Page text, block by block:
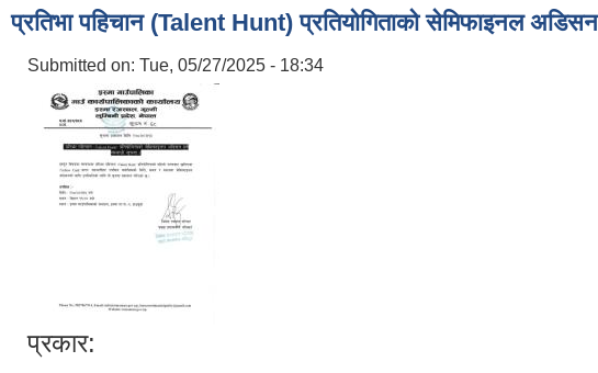
प्रतिभा पहिचान (Talent Hunt) प्रतियोगिताको सेमिफाइनल
Submitted on: Tue, 05/27/2025 - 18:34
प्रकार: